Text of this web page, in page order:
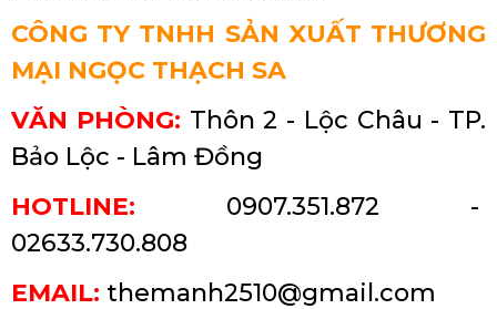
CÔNG TY TNHH SẢN XUẤT THƯƠNG
MẠI NGỌC THẠCH SA
VĂN PHÒNG: Thôn 2 - Lộc Châu - TP.
Bảo Lộc - Lâm Đồng
HOTLINE:
0907.351.872 -
02633.730.808
EMAIL: themanh2510@gmail.com